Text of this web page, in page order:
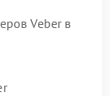
Veber в